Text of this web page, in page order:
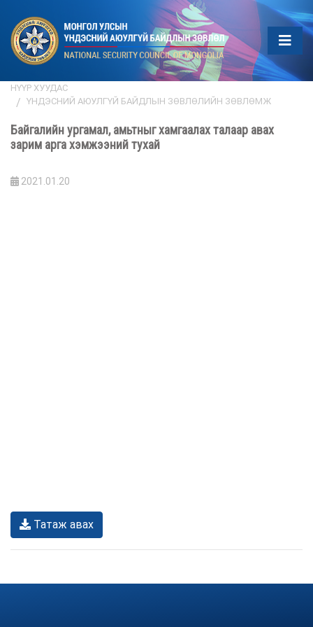
НҮҮР ХУУДАС
ҮНДЭСНИЙ АЮУЛГҮЙ БАЙДЛЫН ЗӨВЛӨЛИЙН ЗӨВЛӨМЖ
Байгалийн ургамал, амьтныг хамгаалах талаар авах
зарим арга хэмжээний тухай
2021.01.20
Татаж авах